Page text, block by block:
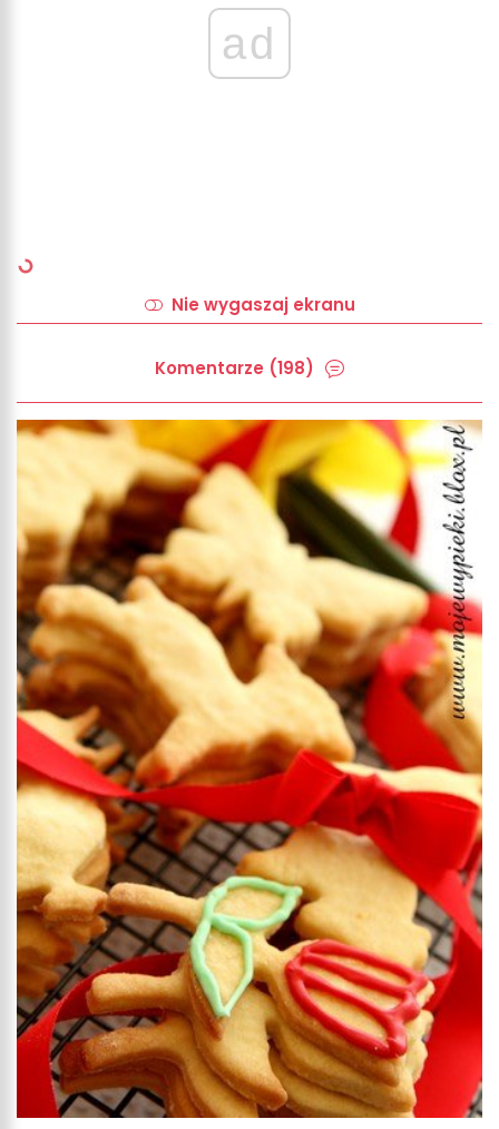
ad
Nie wygaszaj ekranu
Komentarze (198)